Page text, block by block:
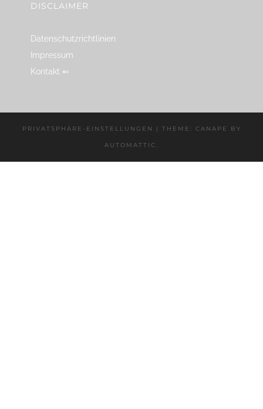
DISCLAIMER
Datenschutzrichtlinien
Impressum
Kontakt ⇐
PRIVATSPHÄRE-EINSTELLUNGEN | THEME: CANAPE BY
AUTOMATTIC .